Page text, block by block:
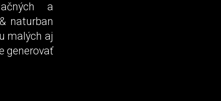
a
naturban
malých aj
generovať